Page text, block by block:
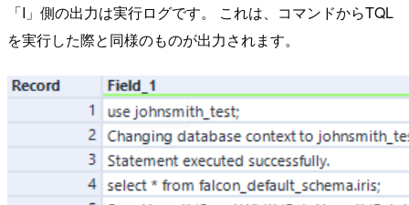
「I」側の出力は実行ログです。 これは、コマンドからTQL
を実行した際と同様のものが出力されます。